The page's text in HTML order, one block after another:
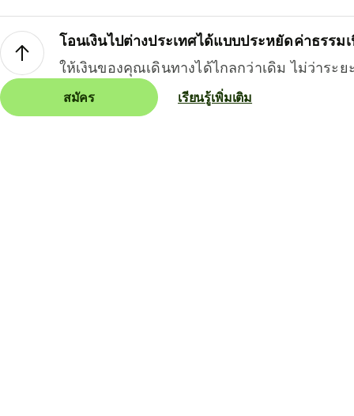
โอนเงินไปต่างประเทศได้แบบประหยัดค่าธรรม
ให้เงินของคุณเดินทางได้ไกลกว่าเดิม ไม่ว่าระย
สมัคร เรียนรู้เพิ่มเติม